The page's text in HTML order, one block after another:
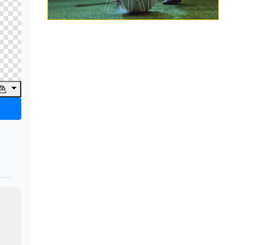
00:00/00:53